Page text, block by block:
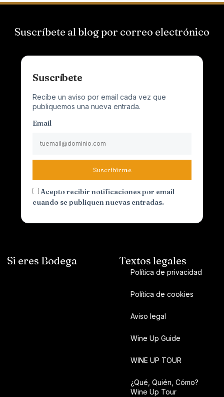
Suscríbete al blog por correo electrónico
Suscríbete
Recibe un aviso por email cada vez que
publiquemos una nueva entrada.
Email
Suscribirme
Acepto recibir notificaciones por email
cuando se publiquen nuevas entradas.
Si eres Bodega Textos legales
Política de privacidad
Política de cookies
Aviso legal
Wine Up Guide
WINE UP TOUR
¿Qué, Quién, Cómo?
Wine Up Tour